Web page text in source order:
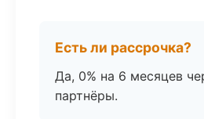
Есть ли рассрочка?
Да, 0% на 6 месяцев
партнёры.